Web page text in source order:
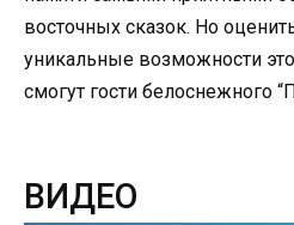
восточных сказок. Но
уникальные возможности
смогут гости белоснежного
ВИДЕО